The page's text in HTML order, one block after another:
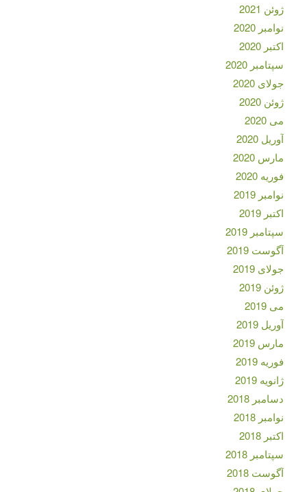
ژوئن 2021
نوامبر 2020
اکتبر 2020
سپتامبر 2020
جولای 2020
ژوئن 2020
می 2020
آوریل 2020
مارس 2020
فوریه 2020
نوامبر 2019
اکتبر 2019
سپتامبر 2019
آگوست 2019
جولای 2019
ژوئن 2019
می 2019
آوریل 2019
مارس 2019
فوریه 2019
ژانویه 2019
دسامبر 2018
نوامبر 2018
اکتبر 2018
سپتامبر 2018
آگوست 2018